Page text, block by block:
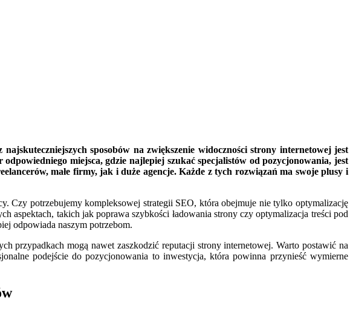
sposobów na zwiększenie widoczności strony internetowej jest
miejsca, gdzie najlepiej szukać specjalistów od pozycjonowania, jest
małe firmy, jak i duże agencje. Każde z tych rozwiązań ma swoje plusy i
Czy potrzebujemy kompleksowej strategii SEO, która obejmuje nie tylko optymalizację
aspektach, takich jak poprawa szybkości ładowania strony czy optymalizacja treści pod
odpowiada naszym potrzebom.
przypadkach mogą nawet zaszkodzić reputacji strony internetowej. Warto postawić na
podejście do pozycjonowania to inwestycja, która powinna przynieść wymierne